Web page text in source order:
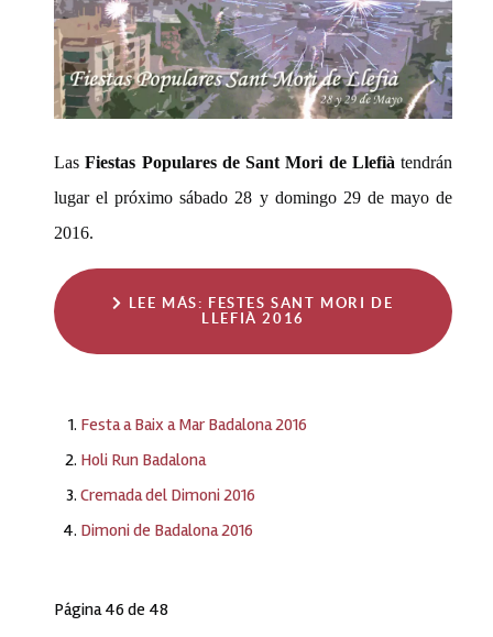
LasFiestas Populares de Sant Mori de Llefià tendrán
lugar el próximo sábado 28 y domingo 29 de mayo de
2016.
LEE MÁS: FESTES SANT MORI DE
LLEFIÀ 2016
Festa a Baix a Mar Badalona 2016
Holi Run Badalona
Cremada del Dimoni 2016
Dimoni de Badalona 2016
Página 46 de 48